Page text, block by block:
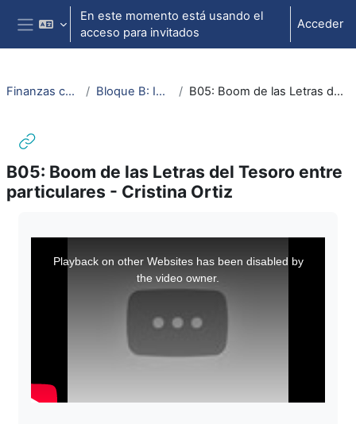
Salta al contenido principal
Panel lateral
En este momento está usando el
acceso para invitados
Acceder
Finanzas con un café web 3.0 Bloque B: Inversión y financiación B05: Boom de las Letras del Tesoro entre particulares - Cristina Ortiz
B05: Boom de las Letras del Tesoro entre
particulares - Cristina Ortiz
Playback on other Websites has been disabled by
the video owner.